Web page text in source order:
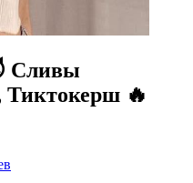
Сливы
🔥